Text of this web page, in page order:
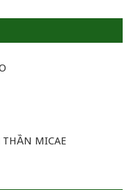
MICAE